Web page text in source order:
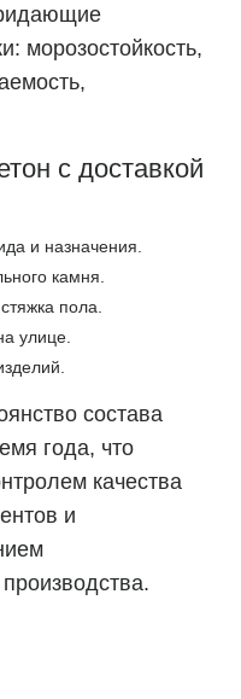
морозостойкость,
с доставкой
и назначения.
камня.
пола.
улице.
состава
года, что
качества
и